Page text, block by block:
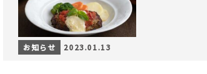
お知らせ 2023.01.13